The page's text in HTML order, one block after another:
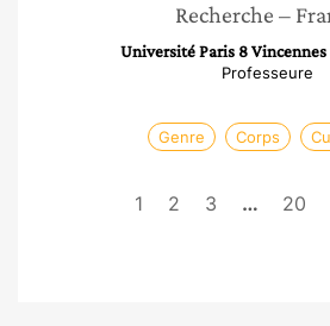
Recherche –
Université Paris 8
Professeure
Genre Corps
1 2 3 … 20